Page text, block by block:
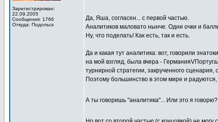
Зарегистрирован:
22.09.2005
Сообщения: 1766
Откуда: Подольск
Да, Яша, согласен... с первой частью.
Аналитиков маловато нынче. Одни очки и
Ну, что поделать! Как есть, так и есть.
Да и какая тут аналитика: вот, говорили
на мой взгляд, была вчера -
турнирной стратегии, закрученного
Поэтому большинство в этом мире и
А ты говоришь "аналитика"... Или это я